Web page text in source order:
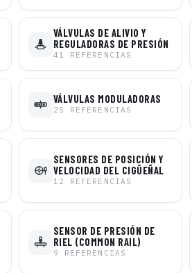
VÁLVULAS DE ALIVIO Y
REGULADORAS DE PRESIÓN
41 REFERENCIAS
VÁLVULAS MODULADORAS
25 REFERENCIAS
SENSORES DE POSICIÓN Y
VELOCIDAD DEL CIGÜEÑAL
12 REFERENCIAS
SENSOR DE PRESIÓN DE
RIEL (COMMON RAIL)
9 REFERENCIAS